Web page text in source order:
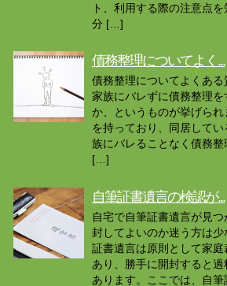
ト、利用する際の注意点
分 […]
債務整理についてよく...
債務整理についてよくあ
家族にバレずに債務整理
か、というものが挙げら
を持っており、同居して
族にバレることなく債務
[…]
自筆証書遺言の検認が...
自宅で自筆証書遺言が見
封してよいのか迷う方は
証書遺言は原則として家
あり、勝手に開封すると
あります。ここでは、自